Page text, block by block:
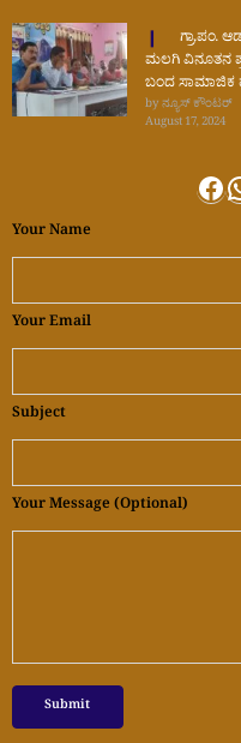
ಗ್ರಾ.ಪಂ.
ಮಲಗಿ ವಿನೂತನ
ಬಂದ
by ನ್ಯೂಸ್ ಕೌಂಟರ್
August 17, 2024
Your Name
Your Email
Subject
Your Message (optional)